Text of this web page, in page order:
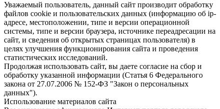
Уважаемый пользователь, данный сайт производит обработку
файлов cookie и пользовательских данных (информацию об ip-
адресе, местоположении, типе и версии операционной
системы, типе и версии браузера, источнике переадресации на
сайт, и сведения об открытых страницах пользователя) в
целях улучшения функционирования сайта и проведения
статистических исследований.
Продолжая использовать сайт, вы даете согласие на сбор и
обработку указанной информации (Статья 6 Федерального
закона от 27.07.2006 № 152-ФЗ "Закон о персональных
данных").
Использование материалов сайта